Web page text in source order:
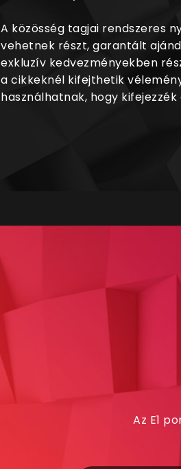
A közösség tagjai rendszeres
vehetnek részt, garantált
exkluzív kedvezményekben
a cikkeknél kifejthetik
használhatnak, hogy
Az E1